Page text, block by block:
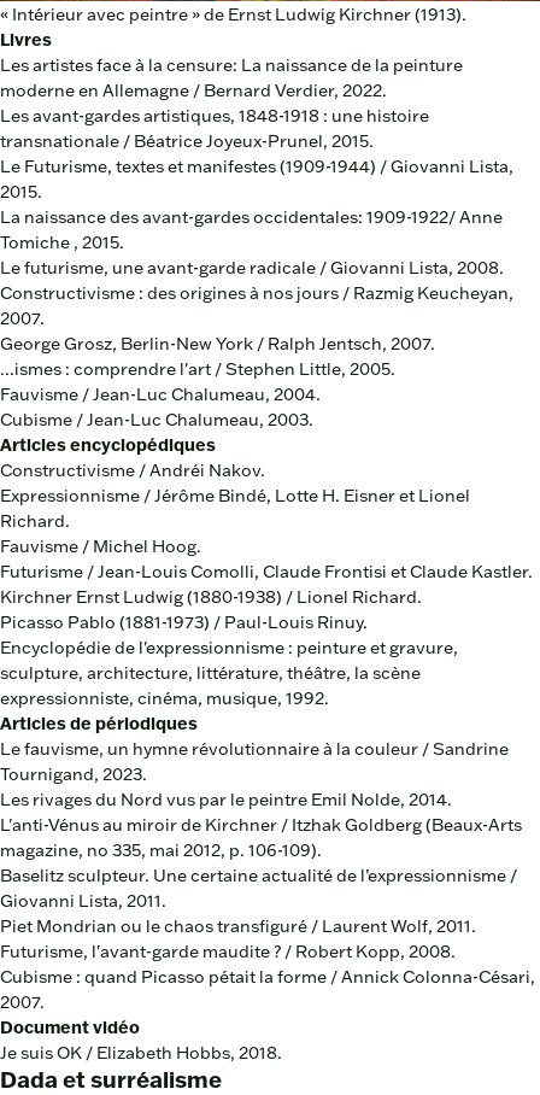
« Intérieur avec peintre » de Ernst Ludwig Kirchner (1913).
Livres
Les artistes face à la censure: La naissance de la peinture
moderne en Allemagne / Bernard Verdier, 2022.
Les avant-gardes artistiques, 1848-1918 : une histoire
transnationale / Béatrice Joyeux-Prunel, 2015.
Le Futurisme, textes et manifestes (1909-1944) / Giovanni Lista,
2015.
La naissance des avant-gardes occidentales: 1909-1922/ Anne
Tomiche , 2015.
Le futurisme, une avant-garde radicale / Giovanni Lista, 2008.
Constructivisme : des origines à nos jours / Razmig Keucheyan,
2007.
George Grosz, Berlin-New York / Ralph Jentsch, 2007.
...ismes : comprendre l'art / Stephen Little, 2005.
Fauvisme / Jean-Luc Chalumeau, 2004.
Cubisme / Jean-Luc Chalumeau, 2003.
Articles encyclopédiques
Constructivisme / Andréi Nakov.
Expressionnisme / Jérôme Bindé, Lotte H. Eisner et Lionel
Richard.
Fauvisme / Michel Hoog.
Futurisme / Jean-Louis Comolli, Claude Frontisi et Claude Kastler.
Kirchner Ernst Ludwig (1880-1938) / Lionel Richard.
Picasso Pablo (1881-1973) / Paul-Louis Rinuy.
Encyclopédie de l'expressionnisme : peinture et gravure,
sculpture, architecture, littérature, théâtre, la scène
expressionniste, cinéma, musique, 1992.
Articles de périodiques
Le fauvisme, un hymne révolutionnaire à la couleur / Sandrine
Tournigand, 2023.
Les rivages du Nord vus par le peintre Emil Nolde, 2014.
L'anti-Vénus au miroir de Kirchner / Itzhak Goldberg (Beaux-Arts
magazine, no 335, mai 2012, p. 106-109).
Baselitz sculpteur. Une certaine actualité de l’expressionnisme /
Giovanni Lista, 2011.
Piet Mondrian ou le chaos transfiguré / Laurent Wolf, 2011.
Futurisme, l'avant-garde maudite ? / Robert Kopp, 2008.
Cubisme : quand Picasso pétait la forme / Annick Colonna-Césari,
2007.
Document vidéo
Je suis OK / Elizabeth Hobbs, 2018.
Dada et surréalisme